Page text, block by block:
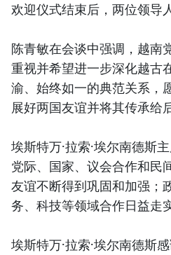
欢迎仪式结束后，两位领导
陈青敏在会谈中强调，越南
重视并希望进一步深化越古
渝、始终如一的典范关系，
展好两国友谊并将其传承给
埃斯特万·拉索·埃尔南德斯
党际、国家、议会合作和民
友谊不断得到巩固和加强；
务、科技等领域合作日益走
埃斯特万·拉索·埃尔南德斯